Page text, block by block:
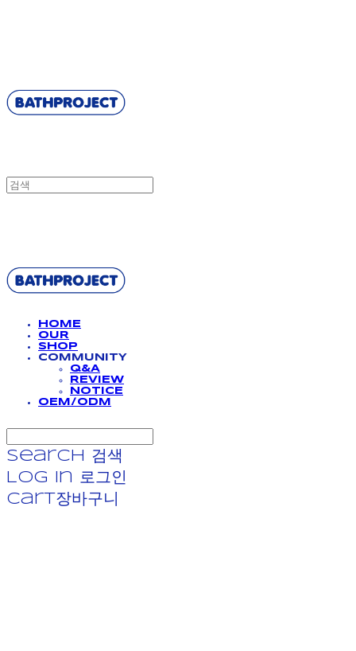
HOME
OUR
SHOP
COMMUNITY
Q&A
REVIEW
NOTICE
OEM/ODM
Search
검색
Log In
로그인
Cart장바구니